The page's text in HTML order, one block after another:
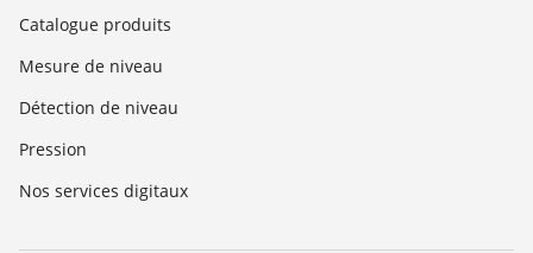
Catalogue produits
Mesure de niveau
Détection de niveau
Pression
Nos services digitaux